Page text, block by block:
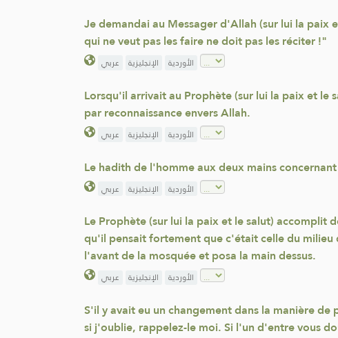
Je demandai au Messager d'Allah (sur lui la
qui ne veut pas les faire ne doit pas les réciter !"
عربي الإنجليزية الأوردية
Lorsqu'il arrivait au Prophète (sur lui la paix et
par reconnaissance envers Allah.
عربي الإنجليزية الأوردية
Le hadith de l'homme aux deux mains
عربي الإنجليزية الأوردية
Le Prophète (sur lui la paix et le salut) accomplit
qu'il pensait fortement que c'était celle du milieu
l'avant de la mosquée et posa la main dessus.
عربي الإنجليزية الأوردية
S'il y avait eu un changement dans la manière
si j'oublie, rappelez-le moi. Si l'un d'entre vous